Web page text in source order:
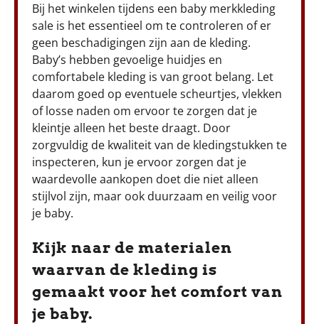
Bij het winkelen tijdens een baby merkkleding
sale is het essentieel om te controleren of er
geen beschadigingen zijn aan de kleding.
Baby’s hebben gevoelige huidjes en
comfortabele kleding is van groot belang. Let
daarom goed op eventuele scheurtjes, vlekken
of losse naden om ervoor te zorgen dat je
kleintje alleen het beste draagt. Door
zorgvuldig de kwaliteit van de kledingstukken te
inspecteren, kun je ervoor zorgen dat je
waardevolle aankopen doet die niet alleen
stijlvol zijn, maar ook duurzaam en veilig voor
je baby.
Kijk naar de materialen
waarvan de kleding is
gemaakt voor het comfort van
je baby.